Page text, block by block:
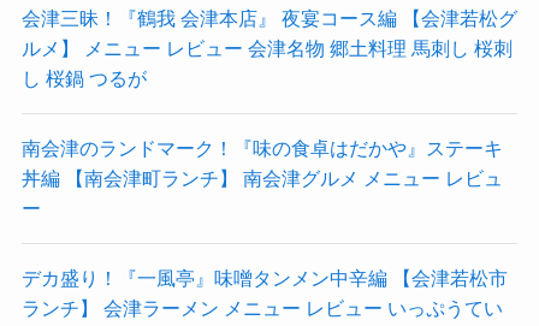
会津三昧！『鶴我 会津本店』 夜宴コース編 【会津若松グ
ルメ】 メニュー レビュー 会津名物 郷土料理 馬刺し 桜刺
し 桜鍋 つるが
南会津のランドマーク！『味の食卓はだかや』ステーキ
丼編 【南会津町ランチ】 南会津グルメ メニュー レビュ
ー
デカ盛り！『一風亭』味噌タンメン中辛編 【会津若松市
ランチ】 会津ラーメン メニュー レビュー いっぷうてい